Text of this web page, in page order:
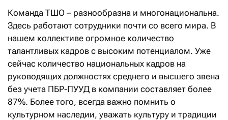
Команда ТШО – разнообразна и многонациональна.
Здесь работают сотрудники почти со всего мира. В
нашем коллективе огромное количество
талантливых кадров с высоким потенциалом. Уже
сейчас количество национальных кадров на
руководящих должностях среднего и высшего звена
без учета ПБР-ПУУД в компании составляет более
87%. Более того, всегда важно помнить о
культурном наследии, уважать культуру и традиции